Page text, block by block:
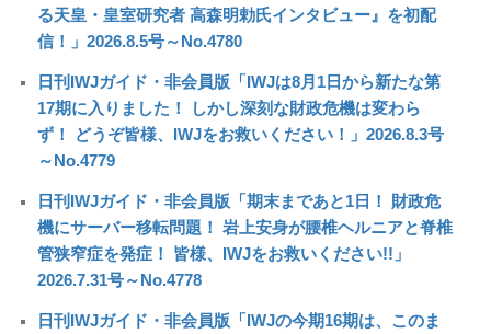
る天皇・皇室研究者 高森明勅氏インタビュー』を初配
信！」2026.8.5号～No.4780
日刊IWJガイド・非会員版「IWJは8月1日から新たな第
17期に入りました！ しかし深刻な財政危機は変わら
ず！ どうぞ皆様、IWJをお救いください！」2026.8.3号
～No.4779
日刊IWJガイド・非会員版「期末まであと1日！ 財政危
機にサーバー移転問題！ 岩上安身が腰椎ヘルニアと脊椎
管狭窄症を発症！ 皆様、IWJをお救いください!!」
2026.7.31号～No.4778
日刊IWJガイド・非会員版「IWJの今期16期は、このま